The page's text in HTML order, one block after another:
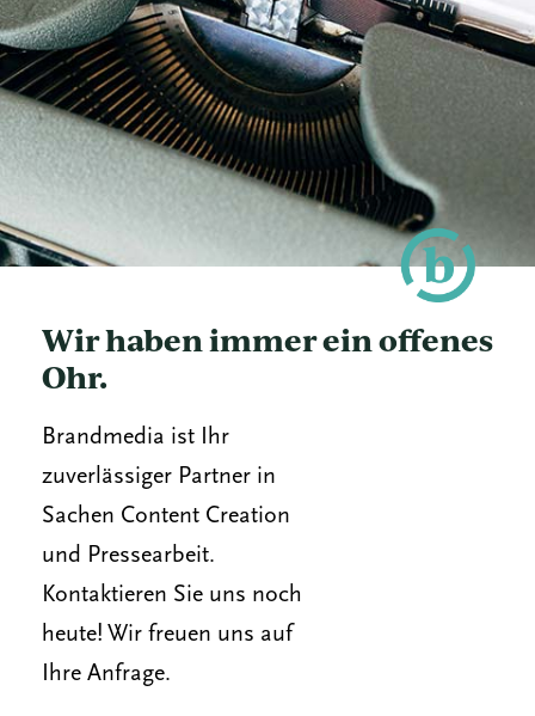
Wir haben immer ein offenes
Ohr.
Brandmedia ist Ihr
zuverlässiger Partner in
Sachen Content Creation
und Pressearbeit.
Kontaktieren Sie uns noch
heute! Wir freuen uns auf
Ihre Anfrage.